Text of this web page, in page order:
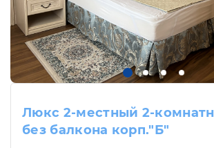
Люкс 2-местный 2-
без балкона корп."Б"